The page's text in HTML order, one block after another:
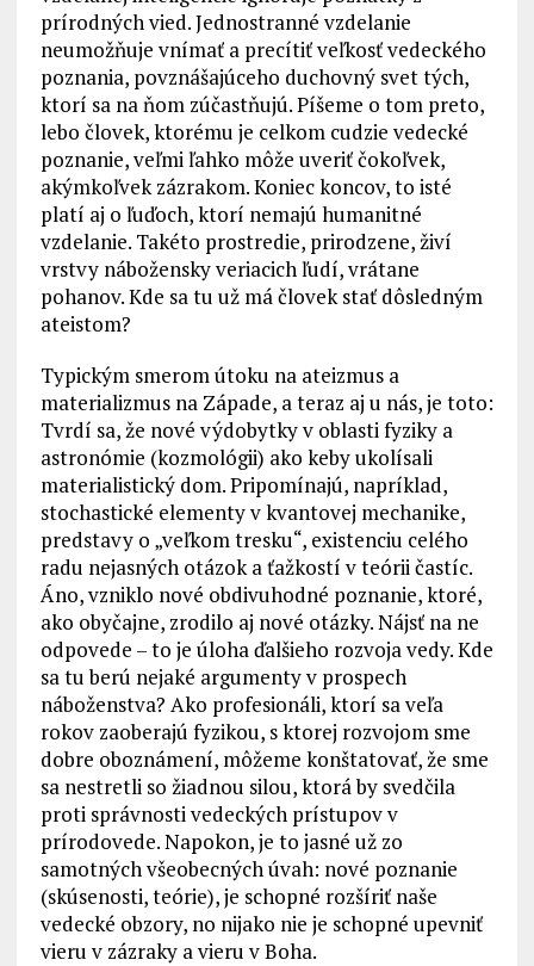
prírodných vied. Jednostranné vzdelanie
neumožňuje vnímať a precítiť veľkosť vedeckého
poznania, povznášajúceho duchovný svet tých,
ktorí sa na ňom zúčastňujú. Píšeme o tom preto,
lebo človek, ktorému je celkom cudzie vedecké
poznanie, veľmi ľahko môže uveriť čokoľvek,
akýmkoľvek zázrakom. Koniec koncov, to isté
platí aj o ľuďoch, ktorí nemajú humanitné
vzdelanie. Takéto prostredie, prirodzene, živí
vrstvy nábožensky veriacich ľudí, vrátane
pohanov. Kde sa tu už má človek stať dôsledným
ateistom?
Typickým smerom útoku na ateizmus a
materializmus na Západe, a teraz aj u nás, je toto:
Tvrdí sa, že nové výdobytky v oblasti fyziky a
astronómie (kozmológii) ako keby ukolísali
materialistický dom. Pripomínajú, napríklad,
stochastické elementy v kvantovej mechanike,
predstavy o „veľkom tresku“, existenciu celého
radu nejasných otázok a ťažkostí v teórii častíc.
Áno, vzniklo nové obdivuhodné poznanie, ktoré,
ako obyčajne, zrodilo aj nové otázky. Nájsť na ne
odpovede – to je úloha ďalšieho rozvoja vedy. Kde
sa tu berú nejaké argumenty v prospech
náboženstva? Ako profesionáli, ktorí sa veľa
rokov zaoberajú fyzikou, s ktorej rozvojom sme
dobre oboznámení, môžeme konštatovať, že sme
sa nestretli so žiadnou silou, ktorá by svedčila
proti správnosti vedeckých prístupov v
prírodovede. Napokon, je to jasné už zo
samotných všeobecných úvah: nové poznanie
(skúsenosti, teórie), je schopné rozšíriť naše
vedecké obzory, no nijako nie je schopné upevniť
vieru v zázraky a vieru v Boha.